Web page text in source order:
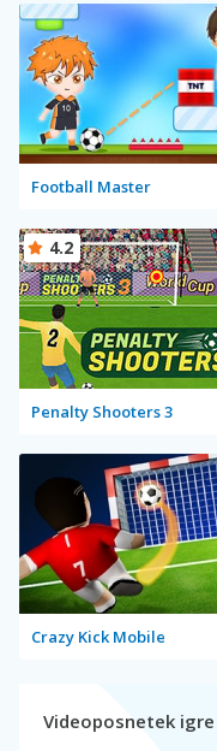
Football Master
Penalty Shooters 3
4.2
Crazy Kick Mobile
Videoposnetek igre